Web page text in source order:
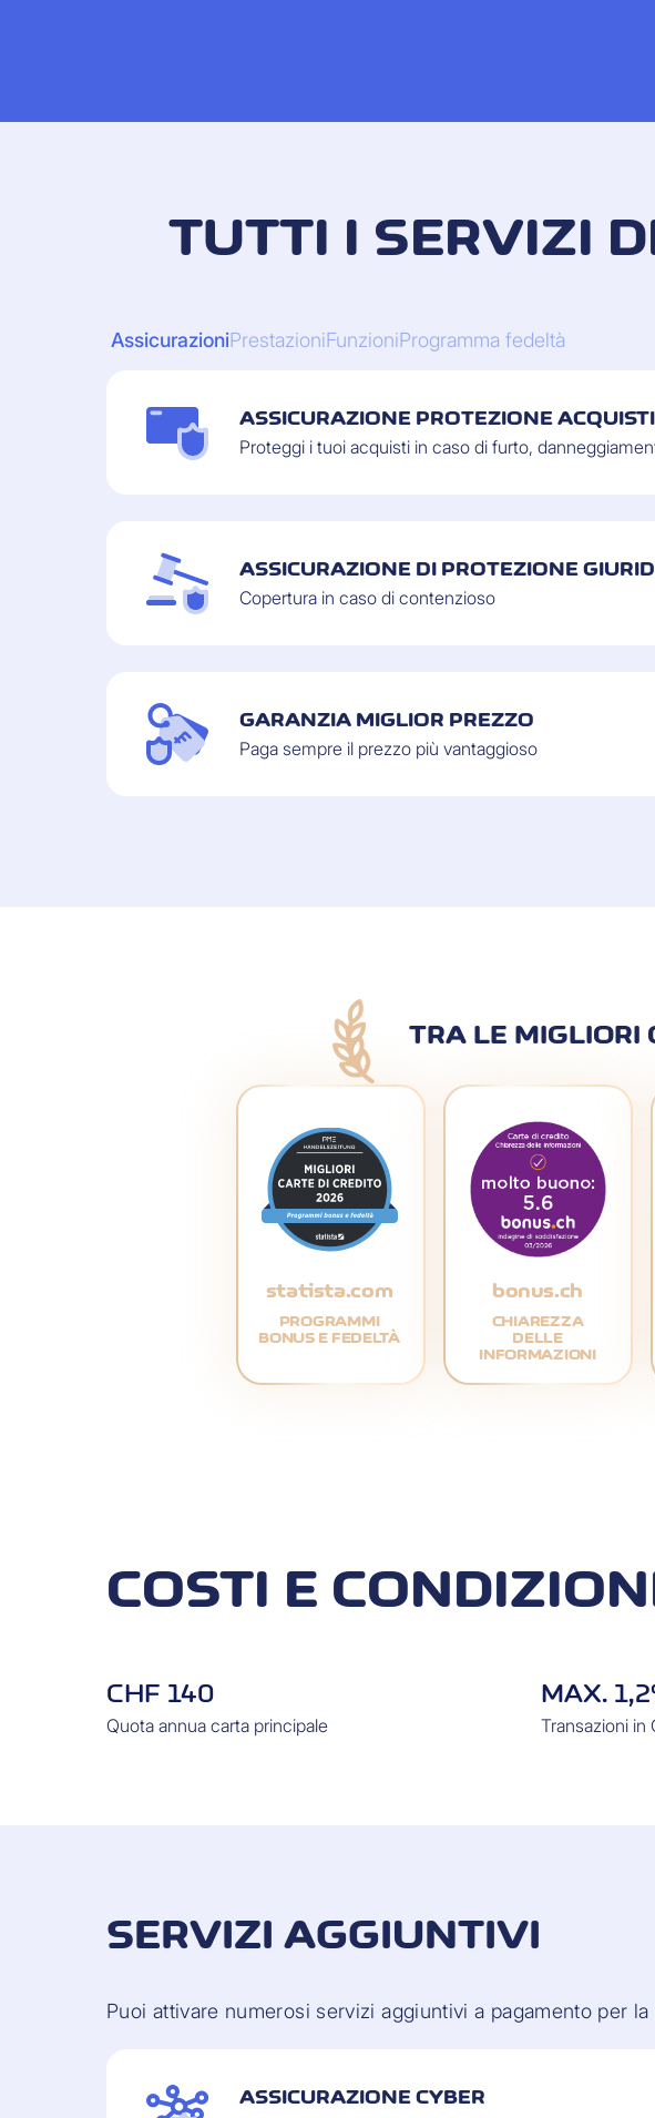
TUTTI I SERVIZI
AssicurazioniPrestazioniFunzioniProgramma fedeltà
ASSICURAZIONE PROTEZIONE ACQUISTI
Proteggi i tuoi acquisti in caso di furto,
ASSICURAZIONE DI PROTEZIONE
Copertura in caso di contenzioso
GARANZIA MIGLIOR PREZZO
Paga sempre il prezzo più vantaggioso
TRA LE MIGLIORI
statista.com
PROGRAMMI
BONUS E FEDELTÀ
bonus.ch
CHIAREZZA
DELLE
INFORMAZIONI
COSTI E
CHF 140
Quota annua carta principale
MAX.
Transazioni in
SERVIZI AGGIUNTIVI
Puoi attivare numerosi servizi aggiuntivi a pagamento per
ASSICURAZIONE CYBER